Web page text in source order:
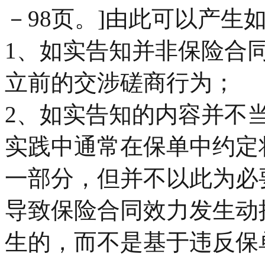
－98页。]由此可以产生
1、如实告知并非保险合
立前的交涉磋商行为；
2、如实告知的内容并不
实践中通常在保单中约
一部分，但并不以此为
导致保险合同效力发生
生的，而不是基于违反